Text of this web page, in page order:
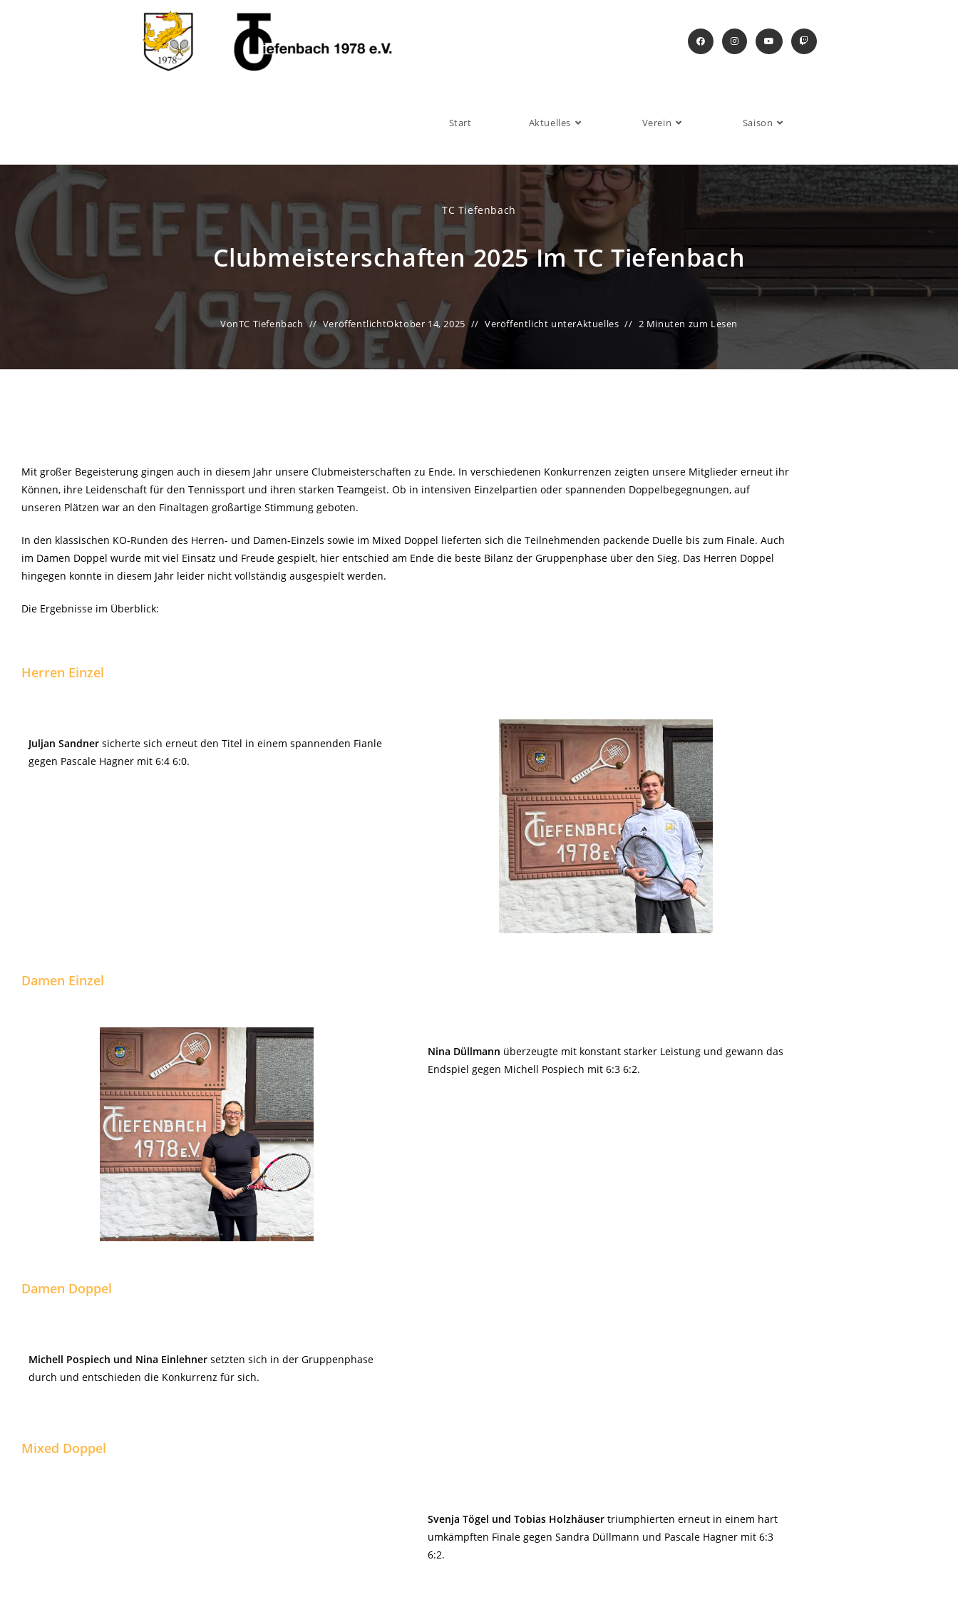
Start Aktuelles Verein Saison
TC Tiefenbach
Clubmeisterschaften 2025 Im TC Tiefenbach
VonTC Tiefenbach VeröffentlichtOktober 14, 2025 Veröffentlicht unterAktuelles 2 Minuten zum Lesen
Mit großer Begeisterung gingen auch in diesem Jahr unsere Clubmeisterschaften zu Ende. In verschiedenen Konkurrenzen zeigten unsere Mitglieder erneut ihr
Können, ihre Leidenschaft für den Tennissport und ihren starken Teamgeist. Ob in intensiven Einzelpartien oder spannenden Doppelbegegnungen, auf
unseren Plätzen war an den Finaltagen großartige Stimmung geboten.
In den klassischen KO-Runden des Herren- und Damen-Einzels sowie im Mixed Doppel lieferten sich die Teilnehmenden packende Duelle bis zum Finale. Auch
im Damen Doppel wurde mit viel Einsatz und Freude gespielt, hier entschied am Ende die beste Bilanz der Gruppenphase über den Sieg. Das Herren Doppel
hingegen konnte in diesem Jahr leider nicht vollständig ausgespielt werden.
Die Ergebnisse im Überblick:
Herren Einzel
Juljan Sandner sicherte sich erneut den Titel in einem spannenden Fianle
gegen Pascale Hagner mit 6:4 6:0.
Damen Einzel
Nina Düllmann überzeugte mit konstant starker Leistung und gewann das
Endspiel gegen Michell Pospiech mit 6:3 6:2.
Damen Doppel
Michell Pospiech und Nina Einlehner setzten sich in der Gruppenphase
durch und entschieden die Konkurrenz für sich.
Mixed Doppel
Svenja Tögel und Tobias Holzhäuser triumphierten erneut in einem hart
umkämpften Finale gegen Sandra Düllmann und Pascale Hagner mit 6:3
6:2.